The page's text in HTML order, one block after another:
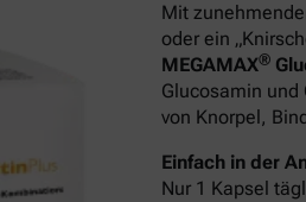
Mit
oder ein
MEGAMAX®
Glucosamin
von Knorpel,
Einfach in der
Nur 1 Kapsel